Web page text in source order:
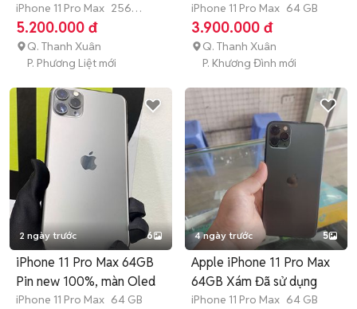
full cn
iPhone 11 Pro Max 256
GB 4-6 tháng
5.200.000 đ
Q. Thanh Xuân
P. Phương Liệt mới
iPhone 11 Pro Max 64 GB
3.900.000 đ
Q. Thanh Xuân
P. Khương Đình mới
2 ngày trước 6
iPhone 11 Pro Max 64GB
Pin new 100%, màn Oled
iPhone 11 Pro Max 64 GB
4 ngày trước 5
Apple iPhone 11 Pro Max
64GB Xám Đã sử dụng
iPhone 11 Pro Max 64 GB